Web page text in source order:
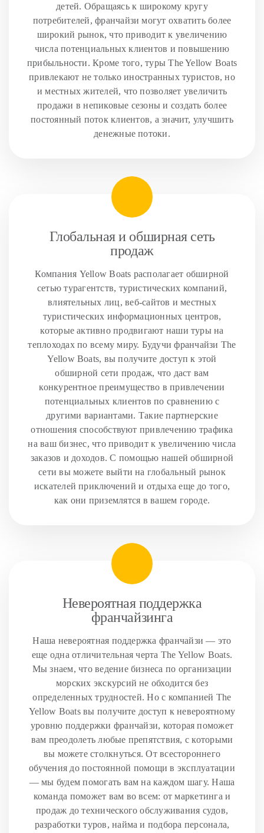
детей. Обращаясь к широкому кругу
потребителей, франчайзи могут охватить более
широкий рынок, что приводит к увеличению
числа потенциальных клиентов и повышению
прибыльности. Кроме того, туры The Yellow Boats
привлекают не только иностранных туристов, но
и местных жителей, что позволяет увеличить
продажи в непиковые сезоны и создать более
постоянный поток клиентов, а значит, улучшить
денежные потоки.
Глобальная и обширная сеть
продаж
Компания Yellow Boats располагает обширной
сетью турагентств, туристических компаний,
влиятельных лиц, веб-сайтов и местных
туристических информационных центров,
которые активно продвигают наши туры на
теплоходах по всему миру. Будучи франчайзи The
Yellow Boats, вы получите доступ к этой
обширной сети продаж, что даст вам
конкурентное преимущество в привлечении
потенциальных клиентов по сравнению с
другими вариантами. Такие партнерские
отношения способствуют привлечению трафика
на ваш бизнес, что приводит к увеличению числа
заказов и доходов. С помощью нашей обширной
сети вы можете выйти на глобальный рынок
искателей приключений и отдыха еще до того,
как они приземлятся в вашем городе.
Невероятная поддержка
франчайзинга
Наша невероятная поддержка франчайзи — это
еще одна отличительная черта The Yellow Boats.
Мы знаем, что ведение бизнеса по организации
морских экскурсий не обходится без
определенных трудностей. Но с компанией The
Yellow Boats вы получите доступ к невероятному
уровню поддержки франчайзи, которая поможет
вам преодолеть любые препятствия, с которыми
вы можете столкнуться. От всестороннего
обучения до постоянной помощи в эксплуатации
— мы будем помогать вам на каждом шагу. Наша
команда поможет вам во всем: от маркетинга и
продаж до технического обслуживания судов,
разработки туров, найма и подбора персонала,